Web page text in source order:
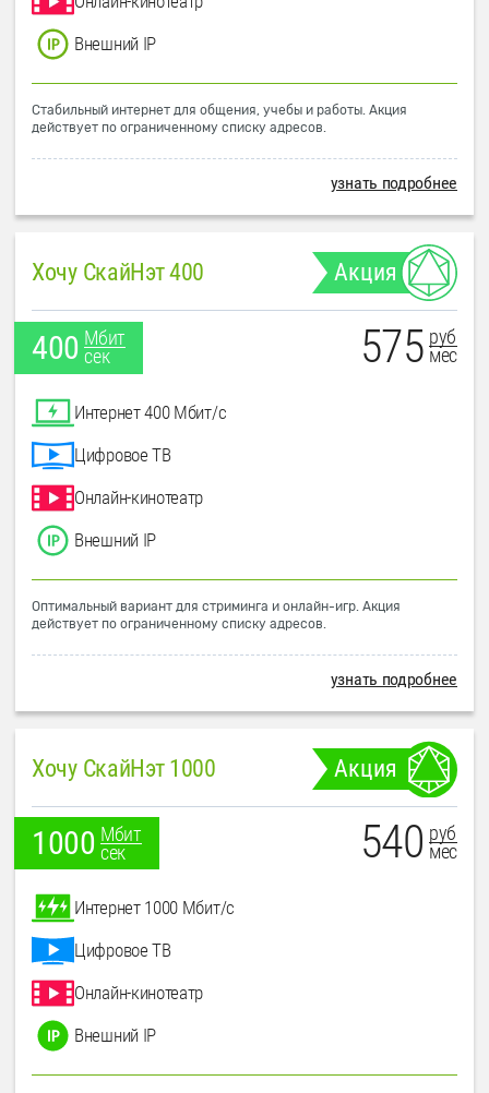
Внешний IP
Стабильный интернет для общения, учебы и работы. Акция
действует по ограниченному списку адресов.
узнать подробнее
Хочу СкайНэт 400 Акция
400 Мбит
сек
575 руб
мес
Интернет 400 Мбит/с
Цифровое ТВ
Онлайн-кинотеатр
Внешний IP
Оптимальный вариант для стриминга и онлайн-игр. Акция
действует по ограниченному списку адресов.
узнать подробнее
Хочу СкайНэт 1000 Акция
1000 Мбит
сек
540 руб
мес
Интернет 1000 Мбит/с
Цифровое ТВ
Онлайн-кинотеатр
Внешний IP